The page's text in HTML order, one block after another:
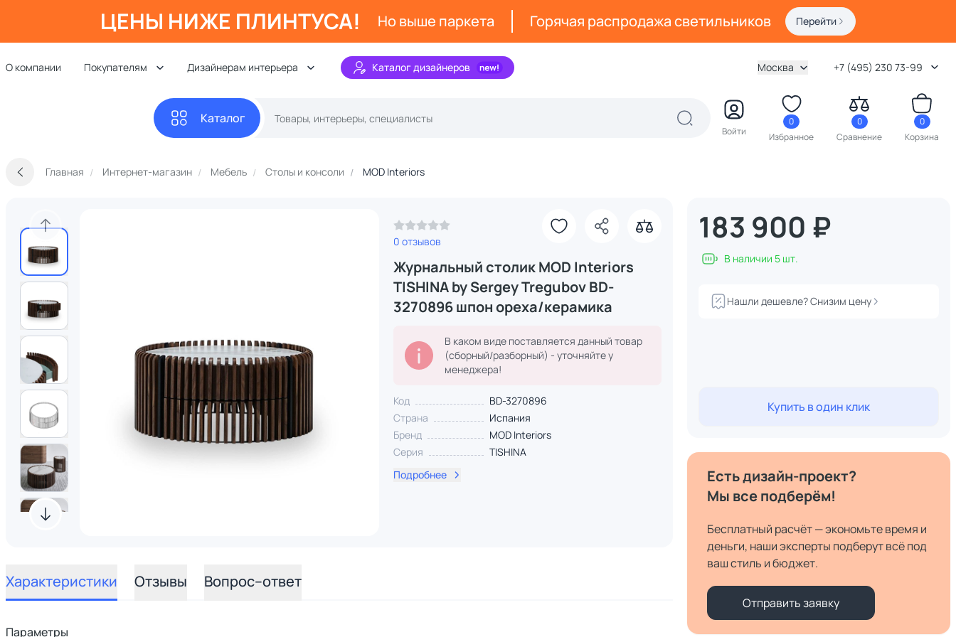
ЦЕНЫ НИЖЕ ПЛИНТУСА! Но выше паркета Горячая распродажа светильников Перейти
О компании Покупателям Дизайнерам интерьера Каталог дизайнеров Москва +7 (495) 230 73-99
Каталог
Войти
0
Избранное
0
Сравнение
0
Корзина
Главная Интернет-магазин Мебель Столы и консоли MOD Interiors
0 отзывов
Журнальный столик MOD Interiors
TISHINA by Sergey Tregubov BD-
3270896 шпон ореха/керамика
В каком виде поставляется данный товар
(сборный/разборный) - уточняйте у
менеджера!
Код
BD-3270896
Страна
Испания
Бренд
MOD Interiors
Серия
TISHINA
Подробнее
Характеристики Отзывы Вопрос–ответ
Параметры
183 900 ₽
В наличии 5 шт.
Нашли дешевле? Снизим цену
Купить в один клик
Есть дизайн-проект?
Мы все подберём!
Бесплатный расчёт — экономьте время и
деньги, наши эксперты подберут всё под
ваш стиль и бюджет.
Отправить заявку